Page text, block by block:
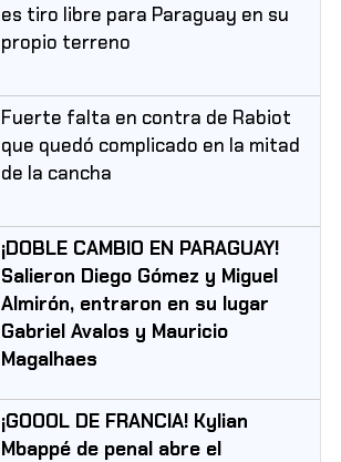
es tiro libre para Paraguay en su
propio terreno
Fuerte falta en contra de Rabiot
que quedó complicado en la mitad
de la cancha
¡DOBLE CAMBIO EN PARAGUAY!
Salieron Diego Gómez y Miguel
Almirón, entraron en su lugar
Gabriel Avalos y Mauricio
Magalhaes
¡GOOOL DE FRANCIA! Kylian
Mbappé de penal abre el